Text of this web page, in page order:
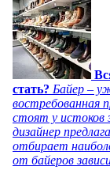
стать? Байер –
востребованная
стоят у истоков
дизайнер
отбирает
от байеров